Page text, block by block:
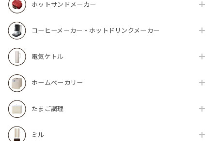
ホットサンドメーカー
コーヒーメーカー・ホットドリンクメーカー
電気ケトル
ホームベーカリー
たまご調理
ミル